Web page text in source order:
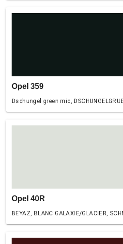
Opel 359
Dschungel green mic,
Opel 40R
BEYAZ, BLANC GALAXIE/GLACIER,